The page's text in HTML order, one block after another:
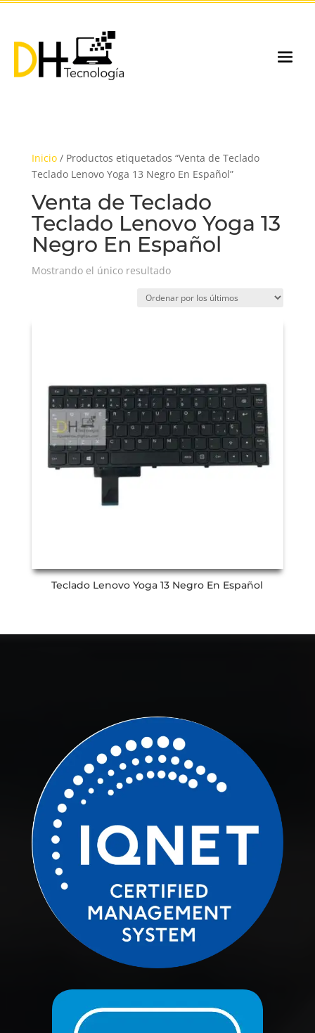
Inicio/ Productos etiquetados “Venta de Teclado
Teclado Lenovo Yoga 13 Negro En Español”
Venta de Teclado
Teclado Lenovo Yoga 13
Negro En Español
Mostrando el único resultado
Teclado Lenovo Yoga 13 Negro En Español